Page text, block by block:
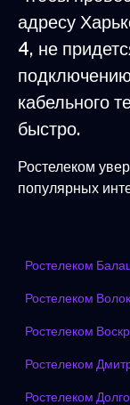
адресу
4, не
кабельного
быстро.
Ростелеком
популярных
Ростелеком
Ростелеком
Ростелеком
Ростелеком
Ростелеком